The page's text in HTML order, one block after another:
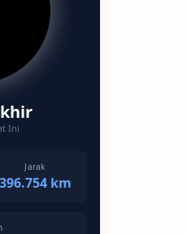
Ini
Jarak
396.754 km